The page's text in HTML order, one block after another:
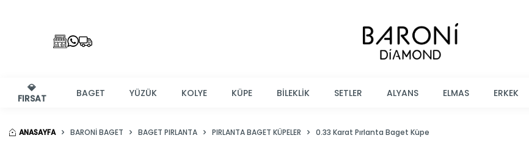
💎
FIRSAT
BAGET YÜZÜK KOLYE KÜPE BİLEKLİK SETLER ALYANS ELMAS ERKEK
ANASAYFA BARONI BAGET BAGET PIRLANTA PIRLANTA BAGET KÜPELER 0.33 Karat Pırlanta Baget Küpe